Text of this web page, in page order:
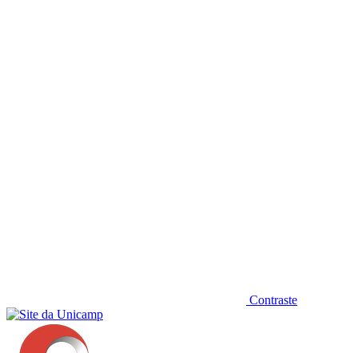
Contraste